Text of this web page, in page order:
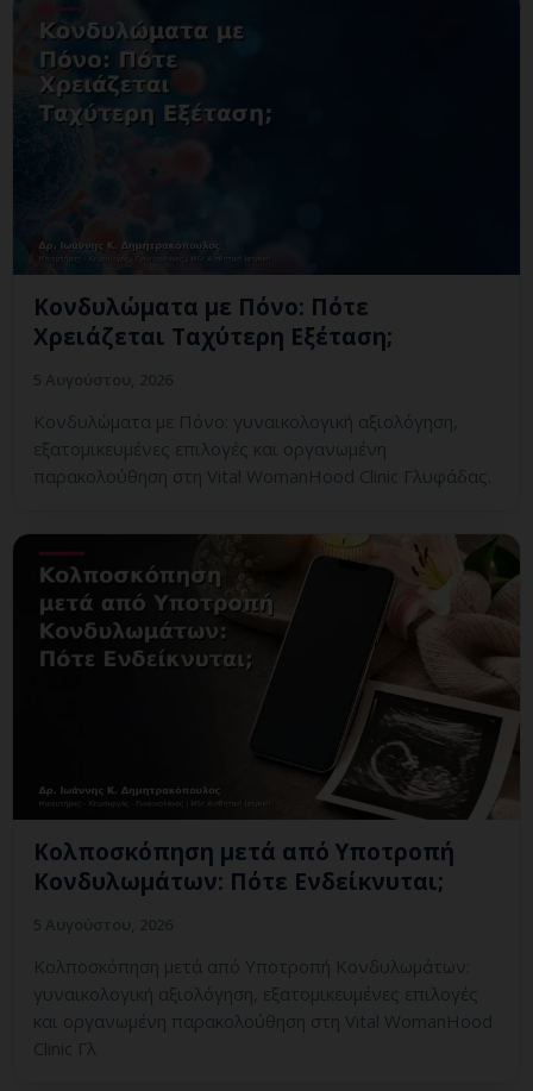
Κονδυλώματα με Πόνο: Πότε
Χρειάζεται Ταχύτερη Εξέταση;
Κονδυλώματα με Πόνο: γυναικολογική αξιολόγηση,
εξατομικευμένες επιλογές και οργανωμένη
παρακολούθηση στη Vital WomanHood Clinic Γλυφάδας.
Κολποσκόπηση μετά από Υποτροπή
Κονδυλωμάτων: Πότε Ενδείκνυται;
Κολποσκόπηση μετά από Υποτροπή Κονδυλωμάτων:
γυναικολογική αξιολόγηση, εξατομικευμένες επιλογές
και οργανωμένη παρακολούθηση στη Vital WomanHood
Clinic Γλ